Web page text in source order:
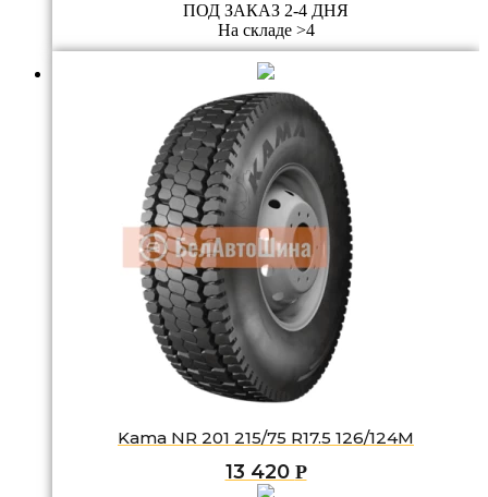
ПОД ЗАКАЗ 2-4 ДНЯ
На складе >4
Kama NR 201 215/75 R17.5 126/124M
13 420 Р